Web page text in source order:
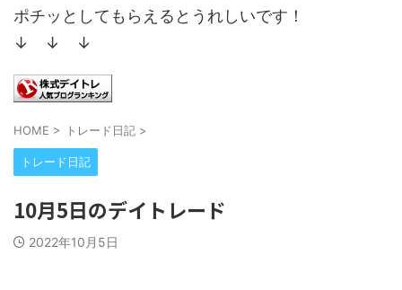
ポチッとしてもらえるとうれしいです！
↓ ↓ ↓
HOME > トレード日記 >
トレード日記
10月5日のデイトレード
2022年10月5日